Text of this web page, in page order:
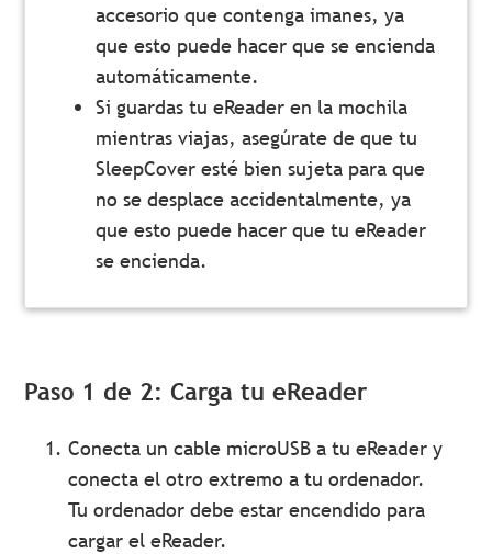
accesorio que contenga imanes, ya
que esto puede hacer que se encienda
automáticamente.
Si guardas tu eReader en la mochila
mientras viajas, asegúrate de que tu
SleepCover esté bien sujeta para que
no se desplace accidentalmente, ya
que esto puede hacer que tu eReader
se encienda.
Paso 1 de 2: Carga tu eReader
Conecta un cable microUSB a tu eReader y
conecta el otro extremo a tu ordenador.
Tu ordenador debe estar encendido para
cargar el eReader.